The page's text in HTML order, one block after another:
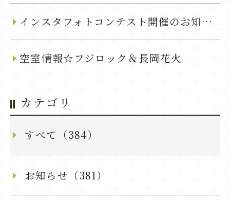
インスタフォトコンテスト開催のお知らせ
空室情報☆フジロック＆長岡花火
カテゴリ
すべて（384）
お知らせ（381）